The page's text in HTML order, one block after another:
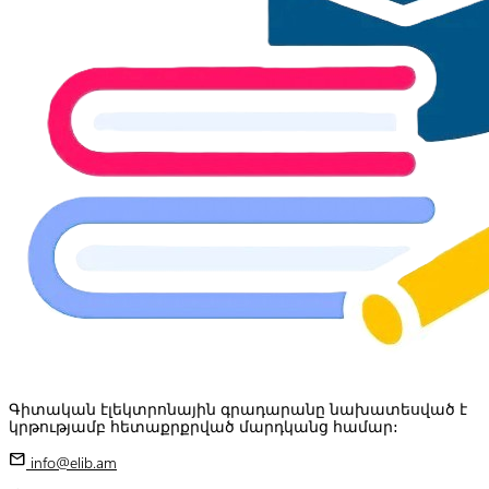
Գիտական էլեկտրոնային գրադարանը նախատեսված է
կրթությամբ հետաքրքրված մարդկանց համար:
mail info@elib.am